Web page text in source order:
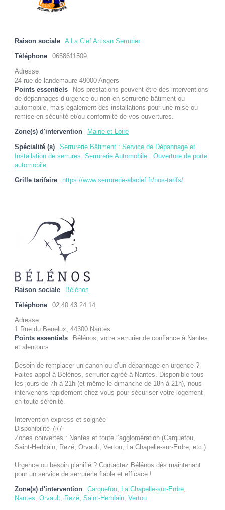
Raison sociale A La Clef Artisan Serrurier
Téléphone 0658611509
Adresse
24 rue de landemaure 49000 Angers
Points essentiels
Nos prestations peuvent être des interventions
de dépannages d’urgence ou non en serrurerie bâtiment ou
automobile, mais également des installations pour une mise ou
remise en sécurité et/ou conformité de vos ouvertures.
Zone(s) d'intervention Maine-et-Loire
Spécialité (s)
Serrurerie Bâtiment : Service de Dépannage et
Installation de serrures. Serrurerie Automobile : Ouverture de porte
automobile.
Grille tarifaire https://www.serrurerie-alaclef.fr/nos-tarifs/
Raison sociale Bélénos
Téléphone 02 40 43 24 14
Adresse
1 Rue du Benelux, 44300 Nantes
Points essentiels
Bélénos, votre serrurier de confiance à Nantes
et alentours
Besoin de remplacer un canon ou d’un dépannage en urgence ?
Faites appel à Bélénos, serrurier agréé à Nantes. Disponible tous
les jours de 7h à 21h (et même le dimanche de 18h à 21h), nous
intervenons rapidement chez vous pour sécuriser votre logement
en toute sérénité.
Intervention express et soignée
Disponibilité 7j/7
Zones couvertes : Nantes et toute l’agglomération (Carquefou,
Saint-Herblain, Rezé, Orvault, Vertou, La Chapelle-sur-Erdre, etc.)
Urgence ou besoin planifié ? Contactez Bélénos dès maintenant
pour un service de serrurerie fiable et efficace !
Zone(s) d'intervention Carquefou, La Chapelle-sur-Erdre,
Nantes, Orvault, Rezé, Saint-Herblain, Vertou